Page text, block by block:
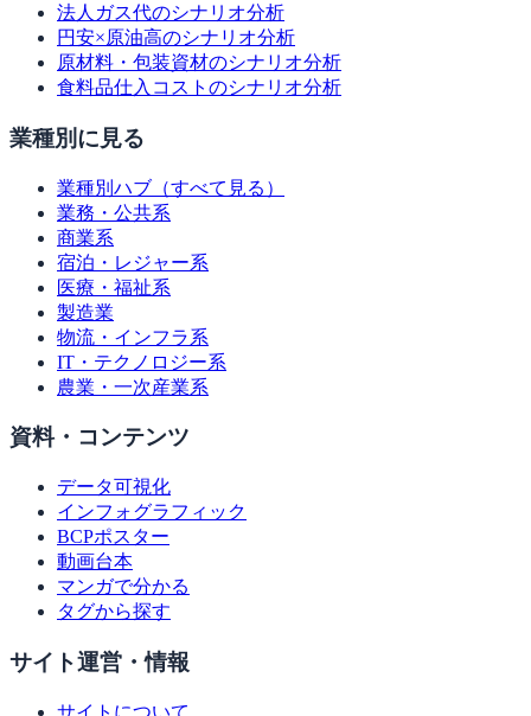
法人ガス代のシナリオ分析
円安×原油高のシナリオ分析
原材料・包装資材のシナリオ分析
食料品仕入コストのシナリオ分析
業種別に見る
業種別ハブ（すべて見る）
業務・公共系
商業系
宿泊・レジャー系
医療・福祉系
製造業
物流・インフラ系
IT・テクノロジー系
農業・一次産業系
資料・コンテンツ
データ可視化
インフォグラフィック
BCPポスター
動画台本
マンガで分かる
タグから探す
サイト運営・情報
サイトについて